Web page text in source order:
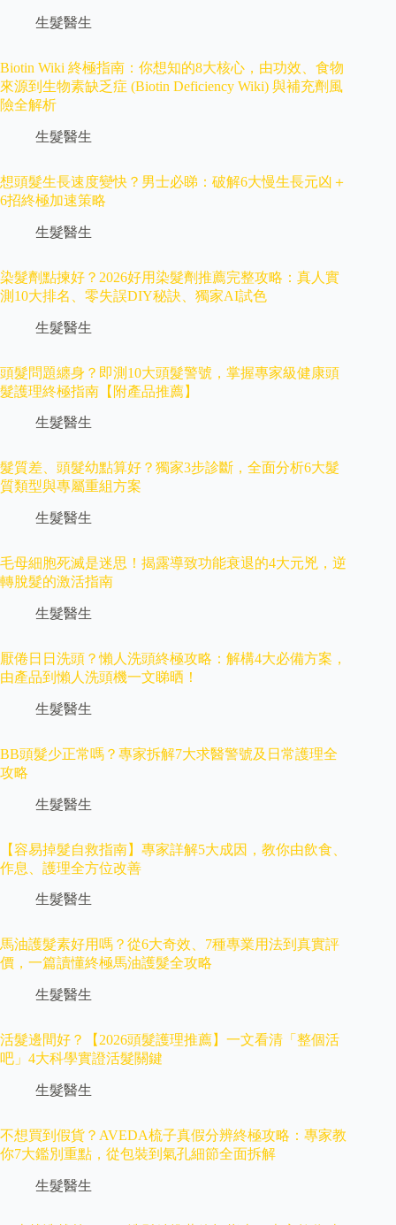
生髮醫生
Biotin Wiki 終極指南：你想知的8大核心，由功效、食物
來源到生物素缺乏症 (Biotin Deficiency Wiki) 與補充劑風
險全解析
生髮醫生
想頭髮生長速度變快？男士必睇：破解6大慢生長元凶＋
6招終極加速策略
生髮醫生
染髮劑點揀好？2026好用染髮劑推薦完整攻略：真人實
測10大排名、零失誤DIY秘訣、獨家AI試色
生髮醫生
頭髮問題纏身？即測10大頭髮警號，掌握專家級健康頭
髮護理終極指南【附產品推薦】
生髮醫生
髮質差、頭髮幼點算好？獨家3步診斷，全面分析6大髮
質類型與專屬重組方案
生髮醫生
毛母細胞死滅是迷思！揭露導致功能衰退的4大元兇，逆
轉脫髮的激活指南
生髮醫生
厭倦日日洗頭？懶人洗頭終極攻略：解構4大必備方案，
由產品到懶人洗頭機一文睇晒！
生髮醫生
BB頭髮少正常嗎？專家拆解7大求醫警號及日常護理全
攻略
生髮醫生
【容易掉髮自救指南】專家詳解5大成因，教你由飲食、
作息、護理全方位改善
生髮醫生
馬油護髮素好用嗎？從6大奇效、7種專業用法到真實評
價，一篇讀懂終極馬油護髮全攻略
生髮醫生
活髮邊間好？【2026頭髮護理推薦】一文看清「整個活
吧」4大科學實證活髮關鍵
生髮醫生
不想買到假貨？AVEDA梳子真假分辨終極攻略：專家教
你7大鑑別重點，從包裝到氣孔細節全面拆解
生髮醫生